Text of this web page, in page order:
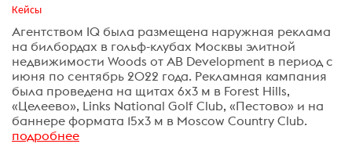
Кейсы
Агентством IQ была размещена наружная реклама
на билбордах в гольф-клубах Москвы элитной
недвижимости Woods от AB Development в период с
июня по сентябрь 2022 года. Рекламная кампания
была проведена на щитах 6х3 м в Forest Hills,
«Целеево», Links National Golf Club, «Пестово» и на
баннере формата 15х3 м в Moscow Country Club.
подробнее